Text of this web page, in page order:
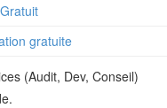
gratuite
(Audit, Dev, Conseil)